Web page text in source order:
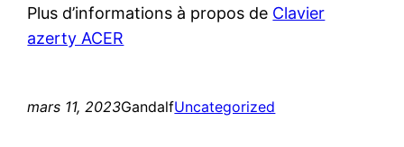
Plus d’informations à propos de Clavier
azerty ACER
mars 11, 2023GandalfUncategorized